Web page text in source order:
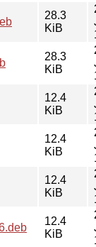
28.3
KiB
28.3
KiB
12.4
KiB
12.4
KiB
12.4
KiB
12.4
KiB